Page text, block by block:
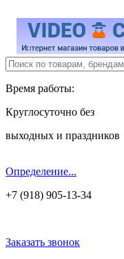
Время работы:
Круглосуточно без
выходных и праздников
Определение...
+7 (918) 905-13-34
Заказать звонок